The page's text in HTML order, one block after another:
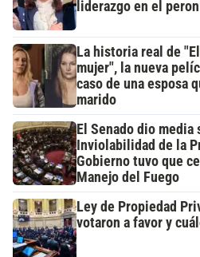
liderazgo en el
La historia real de
mujer", la nueva
caso de una esposa
marido
El Senado dio media
Inviolabilidad de la
Gobierno tuvo que
Manejo del Fuego
Ley de Propiedad
votaron a favor y